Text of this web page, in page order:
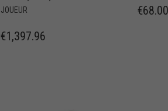
JOUEUR
€1,397.96
€68.00